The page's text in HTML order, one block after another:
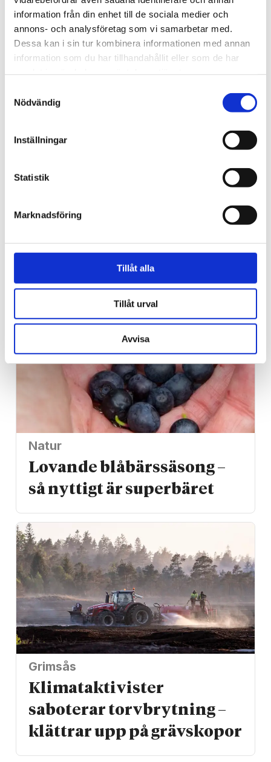
information från din enhet till de sociala medier och
annons- och analysföretag som vi samarbetar med.
Dessa kan i sin tur kombinera informationen med annan
information som du har tillhandahållit eller som de har
Nödvändig
Inställningar
Statistik
Marknadsföring
Tillåt alla
Tillåt urval
Avvisa
Nu ska kung Jesus lyftas i
Kungsan – detta väntar
besökaren
Spanien/Marocko
Uppgifter: Tusentals
migranter kvar i Ceuta
Natur
Lovande blåbärssäsong –
så nyttigt är superbäret
Grimsås
Klimat­aktivister
saboterar torv­brytning –
klättrar upp på gräv­skopor